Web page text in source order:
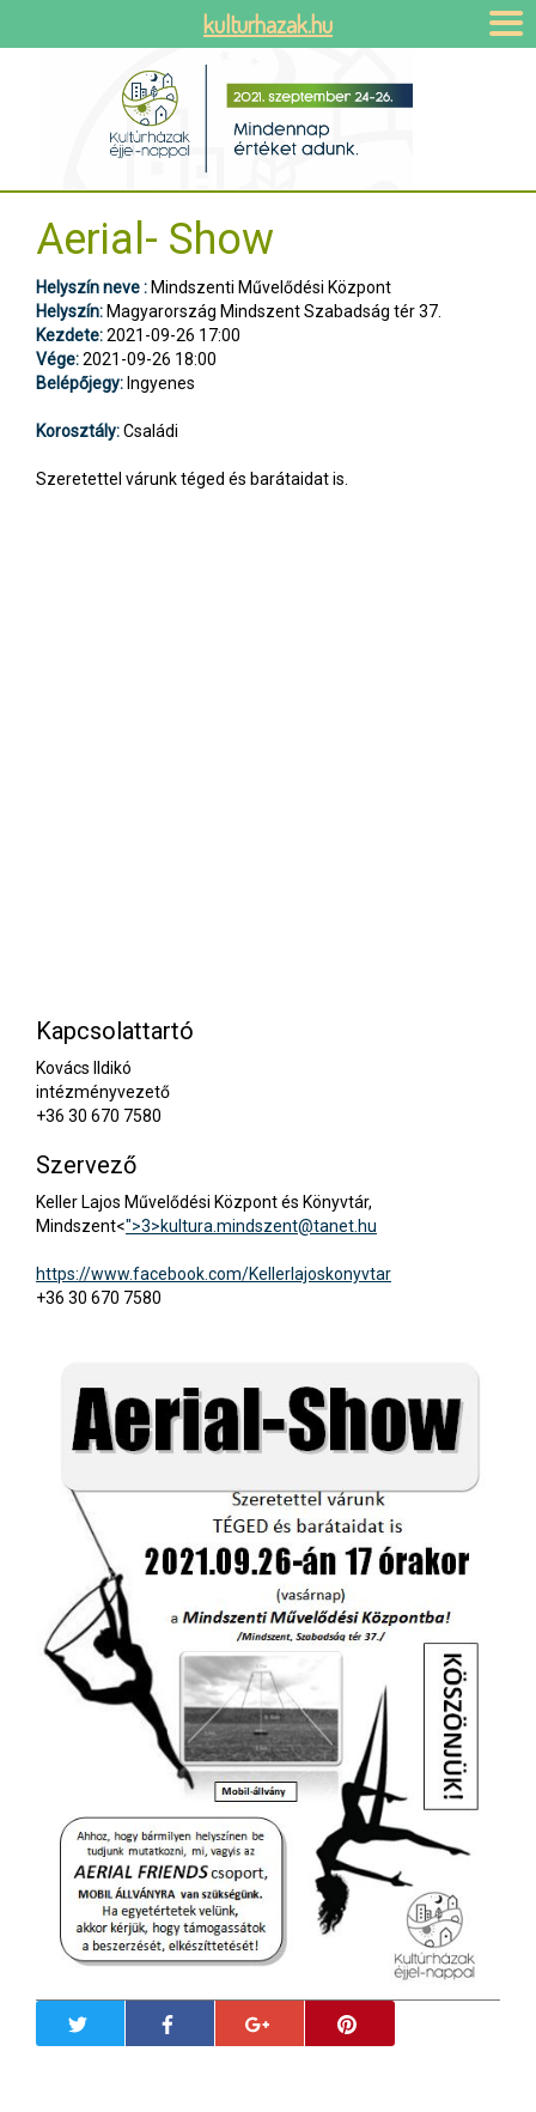
Aerial- Show
Helyszín neve : Mindszenti Művelődési Központ
Helyszín: Magyarország Mindszent Szabadság tér 37.
Kezdete:2021-09-26 17:00
Vége:2021-09-26 18:00
Belépőjegy: Ingyenes
Korosztály:Családi
Szeretettel várunk téged és barátaidat is.
Kapcsolattartó
Kovács Ildikó
intézményvezető
+36 30 670 7580
Szervező
Keller Lajos Művelődési Központ és Könyvtár,
Mindszent<">3>kultura.mindszent@tanet.hu
https://www.facebook.com/Kellerlajoskonyvtar
+36 30 670 7580
kulturhazak.hu